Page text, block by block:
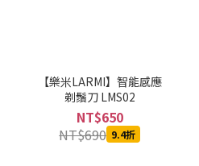
【樂米LARMI】智能感應
剃鬚刀 LMS02
NT$650
NT$690 9.4折